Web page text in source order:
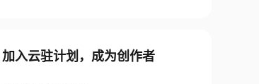
加入云驻计划，成为创作者